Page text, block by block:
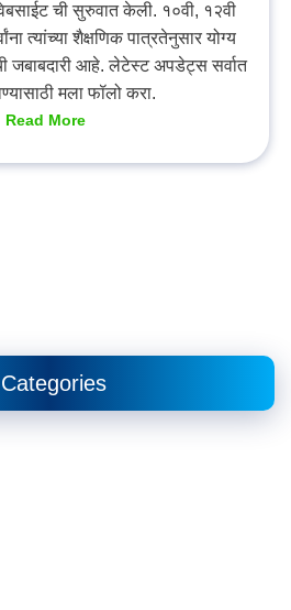
ची सुरुवात केली. १०वी, १२वी
त्यांच्या शैक्षणिक पात्रतेनुसार योग्य
जबाबदारी आहे. लेटेस्ट अपडेट्स सर्वात
मला फॉलो करा.
Read More
Categories